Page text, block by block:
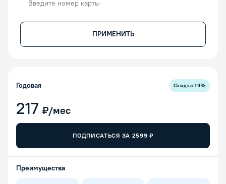
ПРИМЕНИТЬ
Годовая Скидка19%
217 ₽/мес
ПОДПИСАТЬСЯ ЗА 2599 ₽
Преимущества